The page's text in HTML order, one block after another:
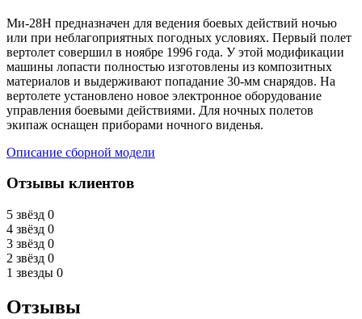
Ми-28Н предназначен для ведения боевых действий ночью
или при неблагоприятных погодных условиях. Первый полет
вертолет совершил в ноябре 1996 года. У этой модификации
машины лопасти полностью изготовлены из композитных
материалов и выдерживают попадание 30-мм снарядов. На
вертолете установлено новое электронное оборудование
управления боевыми действиями. Для ночных полетов
экипаж оснащен приборами ночного виденья.
Описание сборной модели
Отзывы клиентов
5 звёзд 0
4 звёзд 0
3 звёзд 0
2 звёзд 0
1 звезды 0
Отзывы